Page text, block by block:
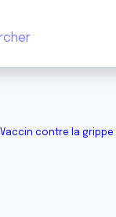
Vaccin contre la grippe